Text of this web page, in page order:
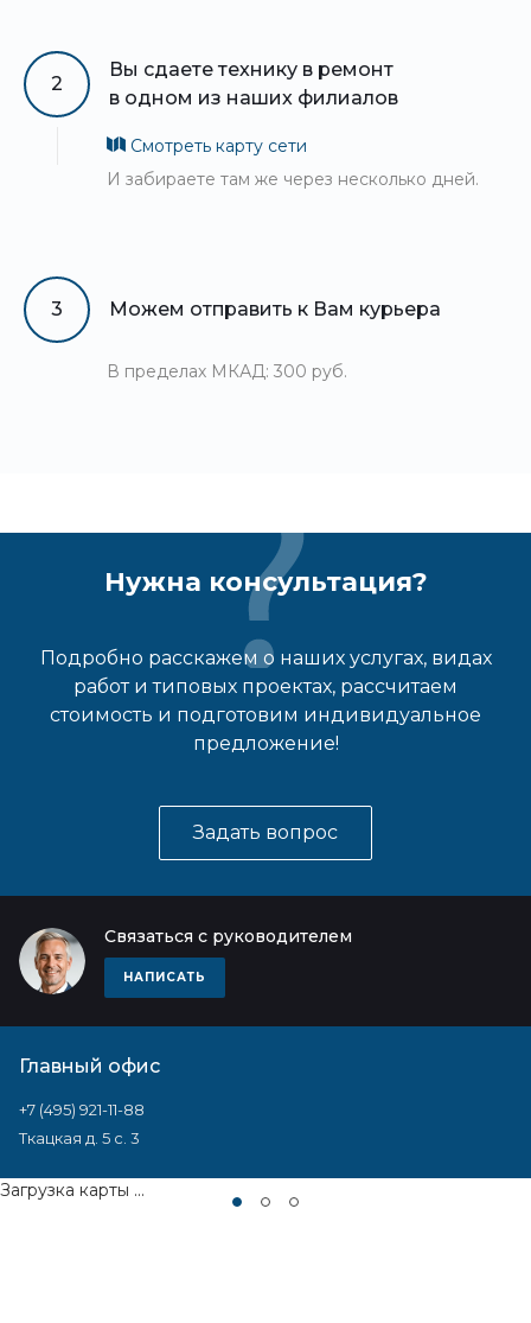
2
Вы сдаете технику в ремонт
в одном из наших филиалов
Смотреть карту сети
И забираете там же через несколько дней.
3 Можем отправить к Вам курьера
В пределах МКАД: 300 руб.
Нужна консультация?
Подробно расскажем о наших услугах, видах
работ и типовых проектах, рассчитаем
стоимость и подготовим индивидуальное
предложение!
Задать вопрос
Связаться с руководителем
НАПИСАТЬ
Главный офис
+7 (495) 921-11-88
Ткацкая д. 5 с. 3
Загрузка карты ...